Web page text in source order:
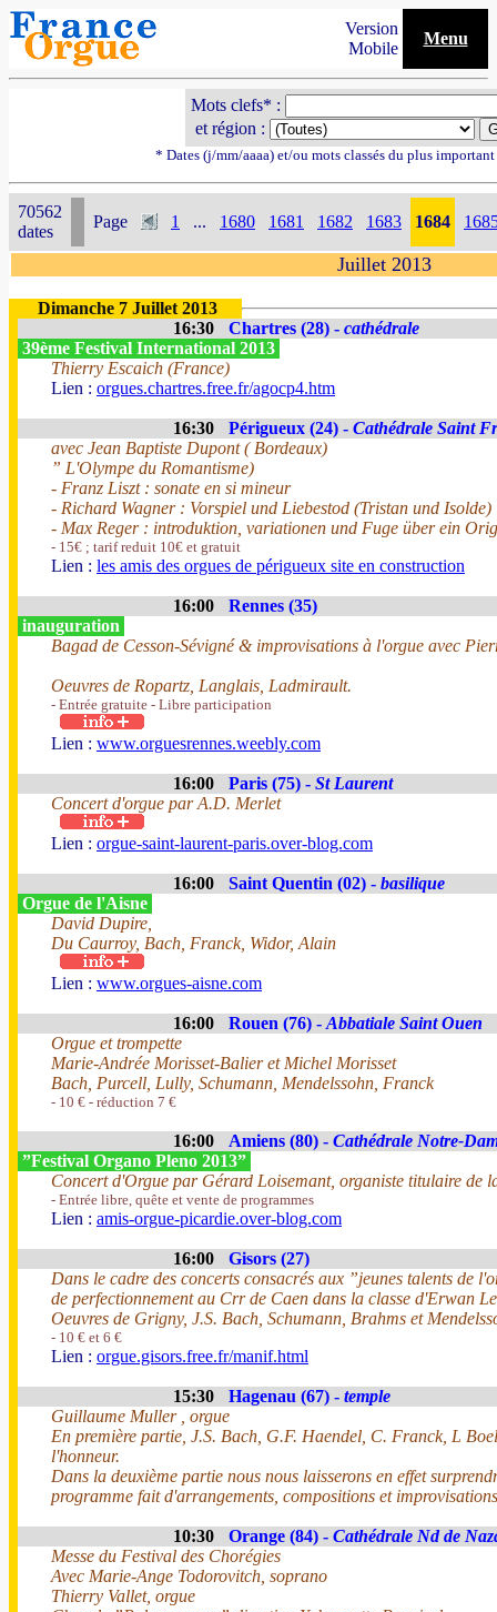
Version
Mobile
Menu
Mots clefs* :
et région :
* Dates (j/mm/aaaa) et/ou mots classés du plus
70562
dates
Page 1 ... 1680 1681 1682 1683 1684
Juillet 2013
Dimanche 7 Juillet 2013
16:30
Chartres (28) - cathédrale
39ème Festival International 2013
Thierry Escaich (France)
Lien : orgues.chartres.free.fr/agocp4.htm
16:30 Périgueux (24) - Cathédrale Saint
avec Jean Baptiste Dupont ( Bordeaux)
” L'Olympe du Romantisme)
- Franz Liszt : sonate en si mineur
- Richard Wagner : Vorspiel und Liebestod (Tristan und Isolde)
- Max Reger : introduktion, variationen und Fuge über ein
- 15€ ; tarif reduit 10€ et gratuit
Lien : les amis des orgues de périgueux site en construction
16:00
Rennes (35)
inauguration
Bagad de Cesson-Sévigné & improvisations à l'orgue avec
Oeuvres de Ropartz, Langlais, Ladmirault.
- Entrée gratuite - Libre participation
Lien : www.orguesrennes.weebly.com
16:00 Paris (75) - St Laurent
Concert d'orgue par A.D. Merlet
Lien : orgue-saint-laurent-paris.over-blog.com
16:00 Saint Quentin (02) - basilique
Orgue de l'Aisne
David Dupire,
Du Caurroy, Bach, Franck, Widor, Alain
Lien : www.orgues-aisne.com
16:00 Rouen (76) - Abbatiale Saint Ouen
Orgue et trompette
Marie-Andrée Morisset-Balier et Michel Morisset
Bach, Purcell, Lully, Schumann, Mendelssohn, Franck
- 10 € - réduction 7 €
16:00 Amiens (80) - Cathédrale Notre-
”Festival Organo Pleno 2013”
Concert d'Orgue par Gérard Loisemant, organiste titulaire de
- Entrée libre, quête et vente de programmes
Lien : amis-orgue-picardie.over-blog.com
16:00
Gisors (27)
Dans le cadre des concerts consacrés aux ”jeunes talents de
de perfectionnement au Crr de Caen dans la classe d'Erwan
Oeuvres de Grigny, J.S. Bach, Schumann, Brahms et
- 10 € et 6 €
Lien : orgue.gisors.free.fr/manif.html
15:30 Hagenau (67) - temple
Guillaume Muller , orgue
En première partie, J.S. Bach, G.F. Haendel, C. Franck, L
l'honneur.
Dans la deuxième partie nous nous laisserons en effet
programme fait d'arrangements, compositions et
10:30 Orange (84) - Cathédrale Nd de
Messe du Festival des Chorégies
Avec Marie-Ange Todorovitch, soprano
Thierry Vallet, orgue